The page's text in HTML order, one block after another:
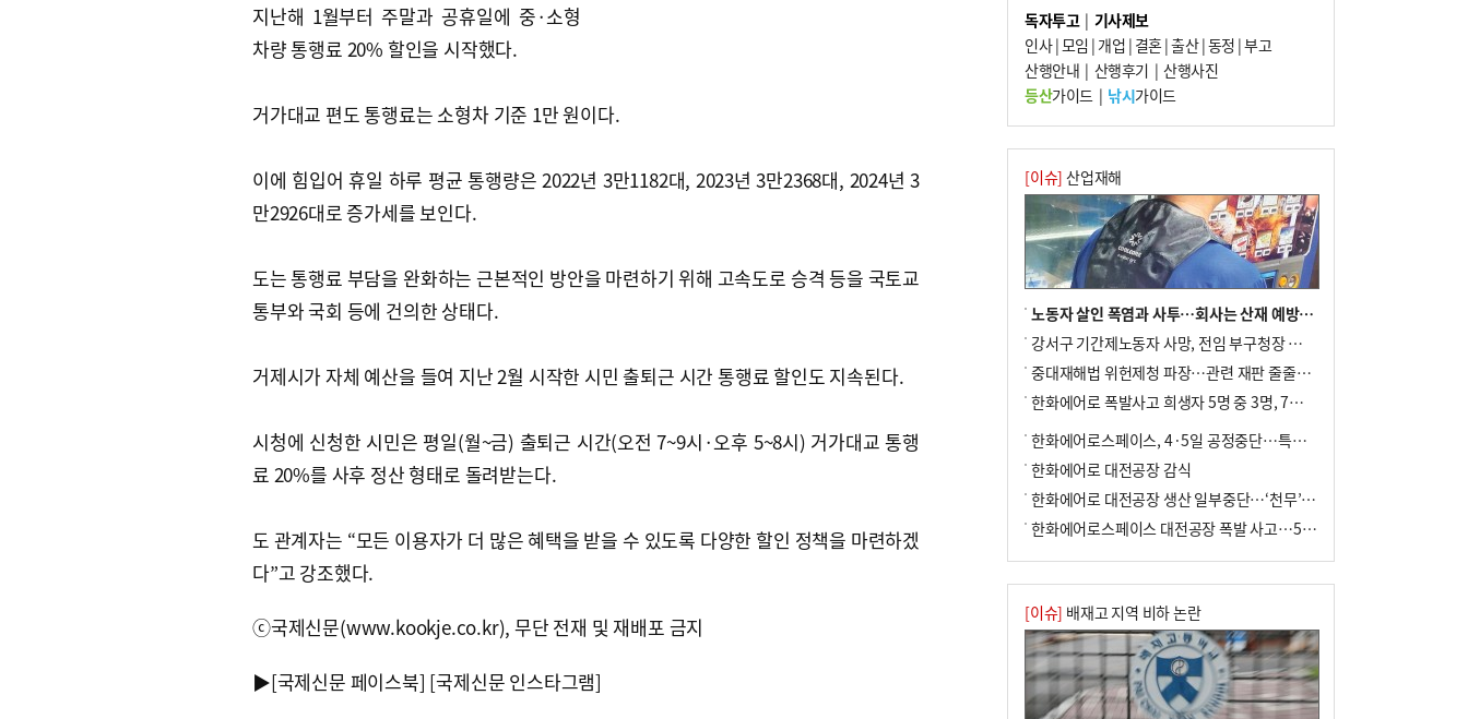
지난해 1월부터 주말과 공휴일에 중·소형
차량 통행료 20% 할인을 시작했다.
거가대교 편도 통행료는 소형차 기준 1만 원이다.
이에 힘입어 휴일 하루 평균 통행량은 2022년 3만1182대, 2023년 3만2368대, 2024년 3
만2926대로 증가세를 보인다.
도는 통행료 부담을 완화하는 근본적인 방안을 마련하기 위해 고속도로 승격 등을 국토교
통부와 국회 등에 건의한 상태다.
거제시가 자체 예산을 들여 지난 2월 시작한 시민 출퇴근 시간 통행료 할인도 지속된다.
시청에 신청한 시민은 평일(월~금) 출퇴근 시간(오전 7~9시·오후 5~8시) 거가대교 통행
료 20%를 사후 정산 형태로 돌려받는다.
도 관계자는 “모든 이용자가 더 많은 혜택을 받을 수 있도록 다양한 할인 정책을 마련하겠
다”고 강조했다.
ⓒ국제신문(www.kookje.co.kr), 무단 전재 및 재배포 금지
▶[국제신문 페이스북] [국제신문 인스타그램]
8
외국인 선원 ‘인신매매 경유지’ 된 부산…
우려가 현실로
9
[사설] 해수부 신청사 북항으로 확정, 해양
수도 도약의 전환점
10 르노 못 타는 부산시장…관용차 규정에 막
힌 지역기업 응원
독자투고| 기사제보
인사|모임 | 개업 | 결혼|출산|동정 |부고
산행안내 | 산행후기 | 산행사진
등산가이드| 낚시가이드
[이슈] 산업재해
노동자 살인 폭염과 사투…회사는 산재 예방·전기료 절감 전력
강서구 기간제노동자 사망, 전임 부구청장 檢 송치
중대재해법 위헌제청 파장…관련 재판 줄줄이 브레이크
한화에어로 폭발사고 희생자 5명 중 3명, 7일 영면
한화에어로스페이스, 4·5일 공정중단…특별 안전점검
한화에어로 대전공장 감식
한화에어로 대전공장 생산 일부중단…‘천무’ 수출 비상
한화에어로스페이스 대전공장 폭발 사고…5명 사망·2명 부상(종합)
[이슈] 배재고 지역 비하 논란